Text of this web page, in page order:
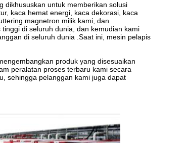
dikhususkan untuk memberikan solusi
kaca hemat energi, kaca dekorasi, kaca
magnetron milik kami, dan
di seluruh dunia, dan kemudian kami
di seluruh dunia .Saat ini, mesin pelapis
produk yang disesuaikan
peralatan proses terbaru kami secara
sehingga pelanggan kami juga dapat